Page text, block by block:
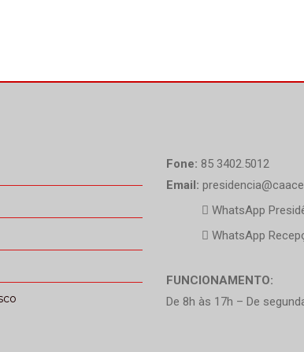
Fone: 85 3402.5012
Email:
WhatsApp
WhatsApp
FUNCIONAMENTO:
De 8h às 17h – De